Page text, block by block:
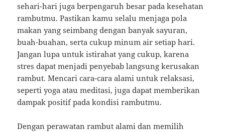
sehari-hari juga berpengaruh besar pada kesehatan
rambutmu. Pastikan kamu selalu menjaga pola
makan yang seimbang dengan banyak sayuran,
buah-buahan, serta cukup minum air setiap hari.
Jangan lupa untuk istirahat yang cukup, karena
stres dapat menjadi penyebab langsung kerusakan
rambut. Mencari cara-cara alami untuk relaksasi,
seperti yoga atau meditasi, juga dapat memberikan
dampak positif pada kondisi rambutmu.
Dengan perawatan rambut alami dan memilih